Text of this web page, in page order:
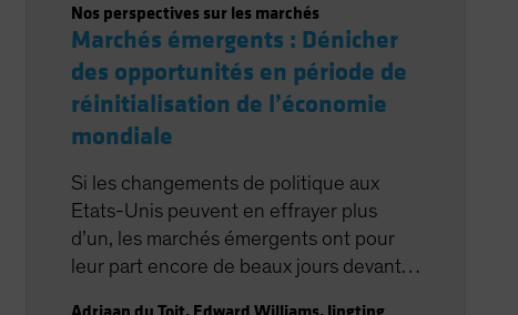
Nos perspectives sur les marchés
Marchés émergents : Dénicher
des opportunités en période de
réinitialisation de l’économie
mondiale
Si les changements de politique aux
Etats-Unis peuvent en effrayer plus
d’un, les marchés émergents ont pour
leur part encore de beaux jours devant